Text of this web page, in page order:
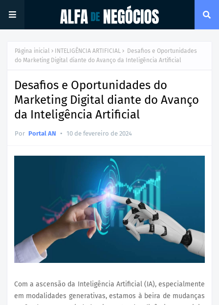
Página inicial INTELIGÊNCIA ARTIFICIAL
Desafios e Oportunidades
do Marketing Digital diante do Avanço da Inteligência Artificial
Desafios e Oportunidades do
Marketing Digital diante do Avanço
da Inteligência Artificial
Por Portal AN • 10 de fevereiro de 2024
Com a ascensão da Inteligência Artificial (IA), especialmente
em modalidades generativas, estamos à beira de mudanças